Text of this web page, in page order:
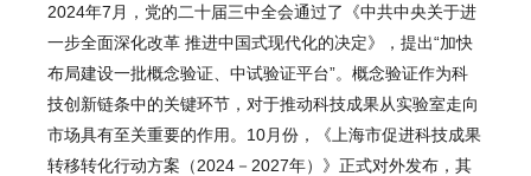
2024年7月，党的二十届三中全会通过了《中共中央关于进
一步全面深化改革 推进中国式现代化的决定》，提出“加快
布局建设一批概念验证、中试验证平台”。概念验证作为科
技创新链条中的关键环节，对于推动科技成果从实验室走向
市场具有至关重要的作用。10月份，《上海市促进科技成果
转移转化行动方案（2024－2027年）》正式对外发布，其